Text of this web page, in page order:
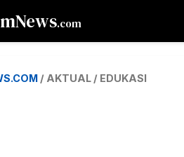
.com
/ AKTUAL / EDUKASI